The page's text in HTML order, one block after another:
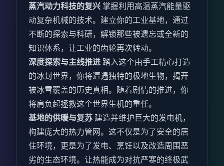
蒸汽动力科技的复兴 掌握利用高温蒸汽能量驱
动复杂机械的技术。建立你的工业基地，通过
不断的探索与科研，解锁那些被遗忘或全新的
知识体系，让工业的齿轮再次转动。
深度探索与主线推进 踏入这个由手工精心打造
的冰封世界，你将遭遇独特的极地生物，揭开
被冰雪覆盖的历史真相。随着剧情的推进，你
将肩负起拯救这个世界生机的重任。
基地的供暖与复苏 建造并维护巨大的发电机，
构建庞大的热力管网。这不仅是为了安全的居
住环境，更是为了发电、烹饪以及改造周围恶
劣的生态环境。让热能成为对抗严寒的终极武